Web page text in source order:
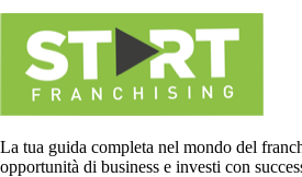
La tua guida completa nel mondo del
opportunità di business e investi con